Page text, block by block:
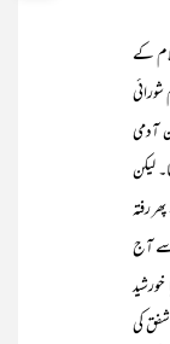
کے
آدمی
لیکن
رفتہ
سے آج
کی